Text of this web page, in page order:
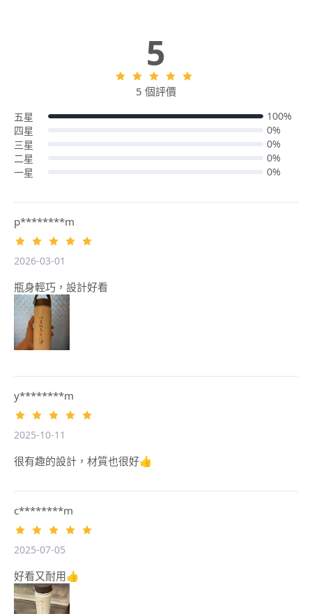
5
5 個評價
五星
100%
四星
0%
三星
0%
二星
0%
一星
0%
p********m
2026-03-01
瓶身輕巧，設計好看
y********m
2025-10-11
很有趣的設計，材質也很好👍
c********m
2025-07-05
好看又耐用👍